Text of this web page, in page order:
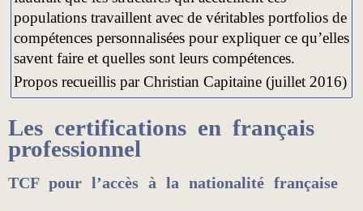
populations travaillent avec de véritables portfolios de
compétences personnalisées pour expliquer ce qu’elles
savent faire et quelles sont leurs compétences.
Propos recueillis par Christian Capitaine (juillet 2016)
Les certifications en français
professionnel
TCF pour l’accès à la nationalité française